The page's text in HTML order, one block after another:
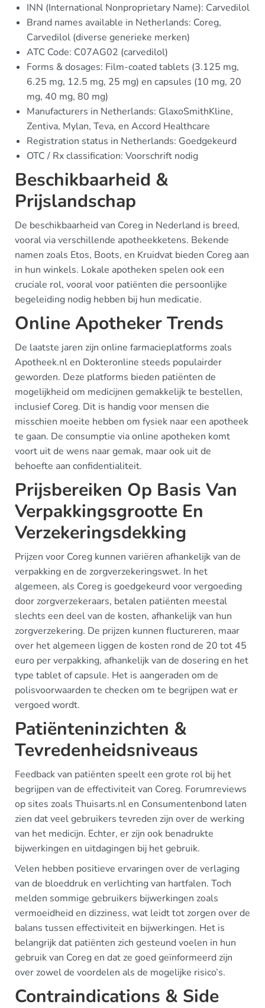
INN (International Nonproprietary Name): Carvedilol
Brand names available in Netherlands: Coreg,
Carvedilol (diverse generieke merken)
ATC Code: C07AG02 (carvedilol)
Forms & dosages: Film-coated tablets (3.125 mg,
6.25 mg, 12.5 mg, 25 mg) en capsules (10 mg, 20
mg, 40 mg, 80 mg)
Manufacturers in Netherlands: GlaxoSmithKline,
Zentiva, Mylan, Teva, en Accord Healthcare
Registration status in Netherlands: Goedgekeurd
OTC / Rx classification: Voorschrift nodig
Beschikbaarheid &
Prijslandschap
De beschikbaarheid van Coreg in Nederland is breed,
vooral via verschillende apotheekketens. Bekende
namen zoals Etos, Boots, en Kruidvat bieden Coreg aan
in hun winkels. Lokale apotheken spelen ook een
cruciale rol, vooral voor patiënten die persoonlijke
begeleiding nodig hebben bij hun medicatie.
Online Apotheker Trends
De laatste jaren zijn online farmacieplatforms zoals
Apotheek.nl en Dokteronline steeds populairder
geworden. Deze platforms bieden patiënten de
mogelijkheid om medicijnen gemakkelijk te bestellen,
inclusief Coreg. Dit is handig voor mensen die
misschien moeite hebben om fysiek naar een apotheek
te gaan. De consumptie via online apotheken komt
voort uit de wens naar gemak, maar ook uit de
behoefte aan confidentialiteit.
Prijsbereiken Op Basis Van
Verpakkingsgrootte En
Verzekeringsdekking
Prijzen voor Coreg kunnen variëren afhankelijk van de
verpakking en de zorgverzekeringswet. In het
algemeen, als Coreg is goedgekeurd voor vergoeding
door zorgverzekeraars, betalen patiënten meestal
slechts een deel van de kosten, afhankelijk van hun
zorgverzekering. De prijzen kunnen fluctureren, maar
over het algemeen liggen de kosten rond de 20 tot 45
euro per verpakking, afhankelijk van de dosering en het
type tablet of capsule. Het is aangeraden om de
polisvoorwaarden te checken om te begrijpen wat er
vergoed wordt.
Patiënteninzichten &
Tevredenheidsniveaus
Feedback van patiënten speelt een grote rol bij het
begrijpen van de effectiviteit van Coreg. Forumreviews
op sites zoals Thuisarts.nl en Consumentenbond laten
zien dat veel gebruikers tevreden zijn over de werking
van het medicijn. Echter, er zijn ook benadrukte
bijwerkingen en uitdagingen bij het gebruik.
Velen hebben positieve ervaringen over de verlaging
van de bloeddruk en verlichting van hartfalen. Toch
melden sommige gebruikers bijwerkingen zoals
vermoeidheid en dizziness, wat leidt tot zorgen over de
balans tussen effectiviteit en bijwerkingen. Het is
belangrijk dat patiënten zich gesteund voelen in hun
gebruik van Coreg en dat ze goed geïnformeerd zijn
over zowel de voordelen als de mogelijke risico’s.
Contraindications & Side